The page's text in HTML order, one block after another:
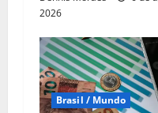
2026
Brasil / Mundo